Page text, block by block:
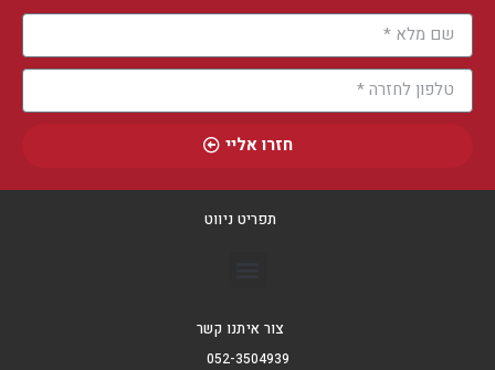
חזרו אליי
תפריט ניווט
צור איתנו קשר
052-3504939